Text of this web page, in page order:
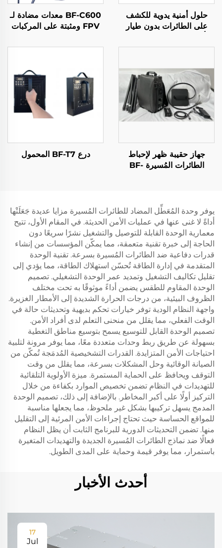
حلول أمنية يدوية للكشف
على الطائرات بدون طيار
الكشف عن الإشارات طويلة
الطائرات بدون طيار من نوع
FPV
BF-C600 معدات مضادة لـ
FPV ومثبتة على المركبات
جهاز حقيبة ظهر لإحباط
الطائرات المُسيرة BF-
درع BF-T7 المحمول
يوفر وحدة المُعَطِّل المضاد للطائرات المُسيرة مزايا عديدة جَعَلَتْها
أداةً لا غنى عنها في عمليات الأمن الحديثة. في المقام الأول، تتيح
معمارية الوحدة القابلة للتوصيل والتشغيل نشرًا سريعًا دون
الحاجة إلى خبرة تقنية متعمقة، مما يمكّن المؤسسات من إنشاء
قدرات دفاعية ضد الطائرات المُسيرة بسرعة. تقنية الوحدة
المتقدمة في إدارة الطاقة تُحسّن استهلاك الطاقة، مما يؤدي إلى
تقليل تكاليف التشغيل وتمديد عمر الوحدة التشغيلي. تصميم
الوحدة المقاوم للطقس يضمن أداءً موثوقًا به تحت مختلف
الظروف البيئية، من درجات الحرارة الشديدة إلى الأمطار الغزيرة.
واجهة النظام الودية توفر خيارات تحكم بديهية وتحديثات حالة في
الوقت الفعلي، مما يقلل من منحنى التعلم لدى أفراد الأمن.
تصميم الوحدة القابل للتوسيع يسمح بتوسيع مناطق التغطية
بسهولة عن طريق ربط وحدات متعددة معًا، مما يوفر مرونة لتلبية
احتياجات الأمن المتزايدة. القدرات التشخيصية المُدمَجة تُمكّن من
الصيانة الوقائية وحل المشكلات بسرعة، مما يقلل من وقت
التوقف ويحافظ على الحماية المستمرة. ميزة الأولوية التلقائية
للتهديدات في النظام تضمن تخصيص الموارد بكفاءة من خلال
التركيز أولًا على أكبر المخاطر. بالإضافة إلى ذلك، تصميم الوحدة
المدمج يسهل تركيبها بشكل غير ملحوظ، مما يجعلها مناسبة
للمواقع الحساسة حيث تحتاج إجراءات الأمن المرئية إلى التقليل
منها. تضمن التحديثات الدورية للبرنامج الثابت أن يظل النظام
فعالًا ضد نماذج الطائرات المُسيرة الجديدة والتهديدات المتغيرة
باستمرار، مما يوفر قيمة وحماية على المدى الطويل.
أحدث الأخبار
17
Jul